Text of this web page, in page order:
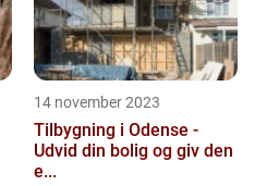
14 november 2023
Tilbygning i Odense -
Udvid din bolig og giv den
e...